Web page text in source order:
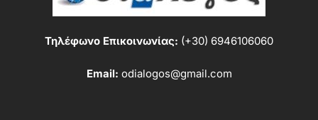
Τηλέφωνο Επικοινωνίας: (+30) 6946106060
Email: odialogos@gmail.com